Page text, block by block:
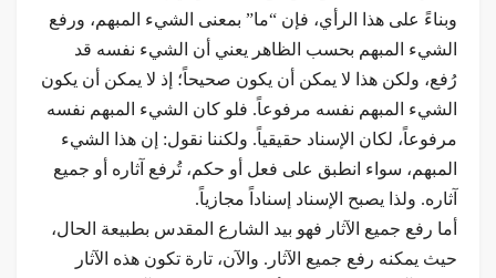
وبناءً على هذا الرأي، فإن “ما” بمعنى الشيء المبهم، ورفع
الشيء المبهم بحسب الظاهر يعني أن الشيء نفسه قد
رُفع، ولكن هذا لا يمكن أن يكون صحيحاً؛ إذ لا يمكن أن يكون
الشيء المبهم نفسه مرفوعاً. فلو كان الشيء المبهم نفسه
مرفوعاً، لكان الإسناد حقيقياً. ولكننا نقول: إن هذا الشيء
المبهم، سواء انطبق على فعل أو حكم، تُرفع آثاره أو جميع
آثاره. ولذا يصبح الإسناد إسناداً مجازياً.
أما رفع جميع الآثار فهو بيد الشارع المقدس بطبيعة الحال،
حيث يمكنه رفع جميع الآثار. والآن، تارة تكون هذه الآثار